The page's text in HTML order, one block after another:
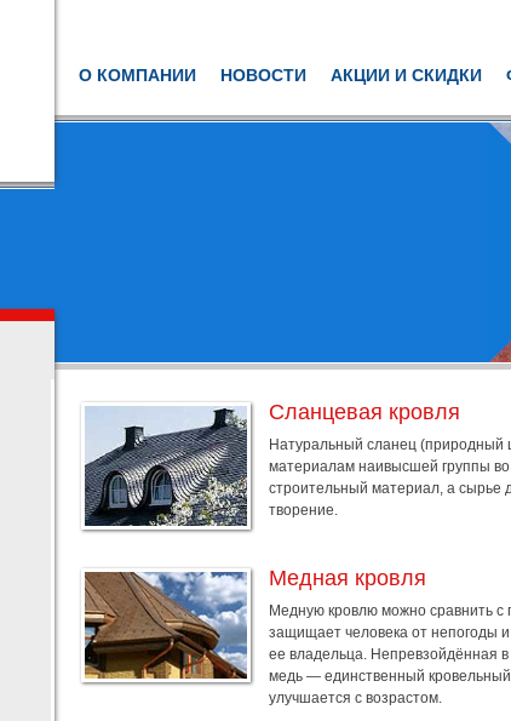
О КОМПАНИИ НОВОСТИ АКЦИИ И СКИДКИ
Сланцевая кровля
Натуральный сланец (природный
материалам наивысшей группы
строительный материал, а сырье
творение.
Медная кровля
Медную кровлю можно сравнить с
защищает человека от непогоды
ее владельца. Непревзойдённая в
медь — единственный
улучшается с возрастом.